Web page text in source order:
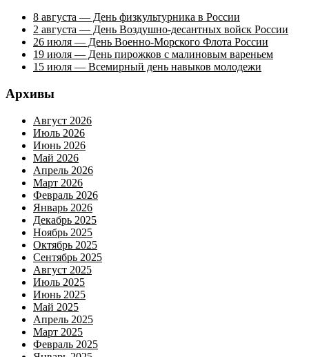
8 августа — День физкультурника в России
2 августа — День Воздушно-десантных войск России
26 июля — День Военно-Морского Флота России
19 июля — День пирожков с малиновым вареньем
15 июля — Всемирный день навыков молодежи
Архивы
Август 2026
Июль 2026
Июнь 2026
Май 2026
Апрель 2026
Март 2026
Февраль 2026
Январь 2026
Декабрь 2025
Ноябрь 2025
Октябрь 2025
Сентябрь 2025
Август 2025
Июль 2025
Июнь 2025
Май 2025
Апрель 2025
Март 2025
Февраль 2025